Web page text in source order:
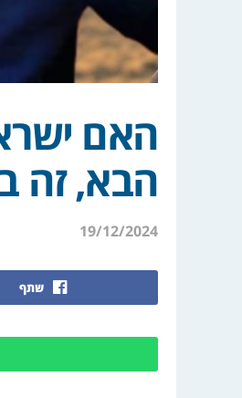
האם
הבא, זה
19/12/2024
שתף